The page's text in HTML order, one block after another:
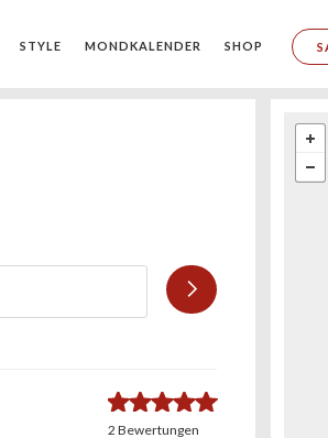
STYLE MONDKALENDER SHOP
5.0
2 Bewertungen